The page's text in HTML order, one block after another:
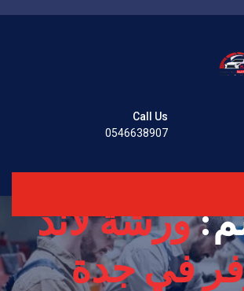
Call Us
0546638907
ورشة لاند
في جدة